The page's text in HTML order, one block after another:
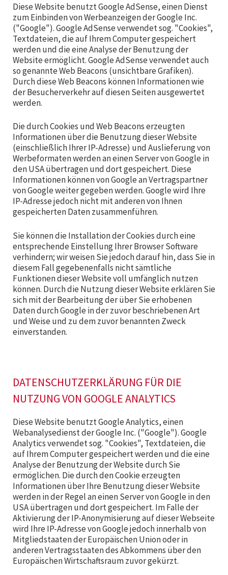
Diese Website benutzt Google AdSense, einen Dienst
zum Einbinden von Werbeanzeigen der Google Inc.
("Google"). Google AdSense verwendet sog. "Cookies",
Textdateien, die auf Ihrem Computer gespeichert
werden und die eine Analyse der Benutzung der
Website ermöglicht. Google AdSense verwendet auch
so genannte Web Beacons (unsichtbare Grafiken).
Durch diese Web Beacons können Informationen wie
der Besucherverkehr auf diesen Seiten ausgewertet
werden.
Die durch Cookies und Web Beacons erzeugten
Informationen über die Benutzung dieser Website
(einschließlich Ihrer IP-Adresse) und Auslieferung von
Werbeformaten werden an einen Server von Google in
den USA übertragen und dort gespeichert. Diese
Informationen können von Google an Vertragspartner
von Google weiter gegeben werden. Google wird Ihre
IP-Adresse jedoch nicht mit anderen von Ihnen
gespeicherten Daten zusammenführen.
Sie können die Installation der Cookies durch eine
entsprechende Einstellung Ihrer Browser Software
verhindern; wir weisen Sie jedoch darauf hin, dass Sie in
diesem Fall gegebenenfalls nicht sämtliche
Funktionen dieser Website voll umfänglich nutzen
können. Durch die Nutzung dieser Website erklären Sie
sich mit der Bearbeitung der über Sie erhobenen
Daten durch Google in der zuvor beschriebenen Art
und Weise und zu dem zuvor benannten Zweck
einverstanden.
DATENSCHUTZERKLÄRUNG FÜR DIE
NUTZUNG VON GOOGLE ANALYTICS
Diese Website benutzt Google Analytics, einen
Webanalysedienst der Google Inc. ("Google"). Google
Analytics verwendet sog. "Cookies", Textdateien, die
auf Ihrem Computer gespeichert werden und die eine
Analyse der Benutzung der Website durch Sie
ermöglichen. Die durch den Cookie erzeugten
Informationen über Ihre Benutzung dieser Website
werden in der Regel an einen Server von Google in den
USA übertragen und dort gespeichert. Im Falle der
Aktivierung der IP-Anonymisierung auf dieser Webseite
wird Ihre IP-Adresse von Google jedoch innerhalb von
Mitgliedstaaten der Europäischen Union oder in
anderen Vertragsstaaten des Abkommens über den
Europäischen Wirtschaftsraum zuvor gekürzt.